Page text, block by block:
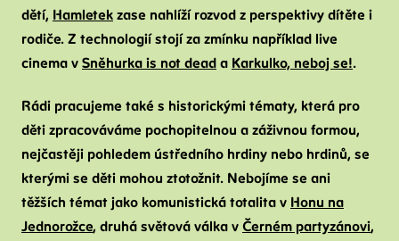
dětí, Hamletek zase nahlíží rozvod z perspektivy dítěte i
rodiče. Z technologií stojí za zmínku například live
cinema v Sněhurka is not dead a Karkulko, neboj se!.
Rádi pracujeme také s historickými tématy, která pro
děti zpracováváme pochopitelnou a záživnou formou,
nejčastěji pohledem ústředního hrdiny nebo hrdinů, se
kterými se děti mohou ztotožnit. Nebojíme se ani
těžších témat jako komunistická totalita v Honu na
Jednorožce, druhá světová válka v Černém partyzánovi,